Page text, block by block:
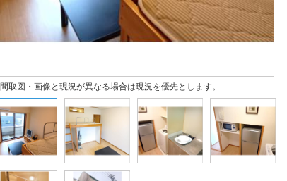
間取図・画像と現況が異なる場合は現況を優先とします。